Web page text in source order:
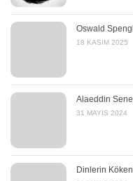
Oswald
18 KASIM 2025
Alaeddin
31 MAYIS 2024
Dinlerin